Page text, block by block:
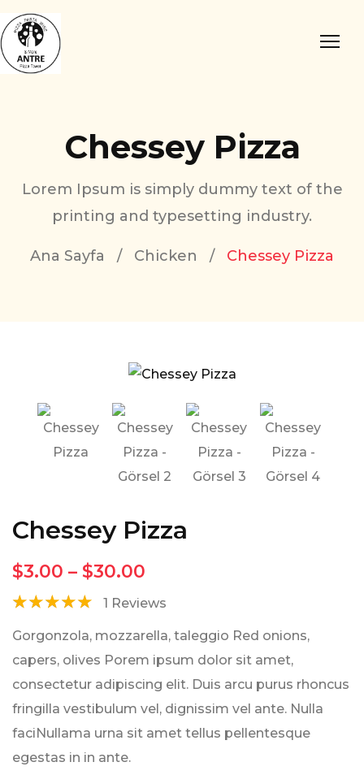
Chessey Pizza
Lorem Ipsum is simply dummy text of the
printing and typesetting industry.
Ana Sayfa / Chicken / Chessey Pizza
Chessey Pizza
$3.00 – $30.00
☆☆☆☆☆ 1 Reviews
Gorgonzola, mozzarella, taleggio Red onions,
capers, olives Porem ipsum dolor sit amet,
consectetur adipiscing elit. Duis arcu purus rhoncus
fringilla vestibulum vel, dignissim vel ante. Nulla
faciNullama urna sit amet tellus pellentesque
egestas in in ante.